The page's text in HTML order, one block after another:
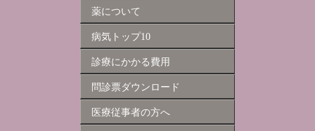
薬について
病気トップ10
診療にかかる費用
問診票ダウンロード
医療従事者の方へ